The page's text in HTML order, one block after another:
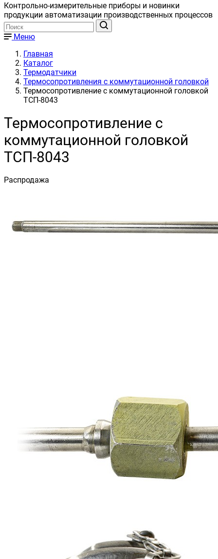
Контрольно-измерительные приборы и новинки
продукции автоматизации производственных процессов
Меню
Главная
Каталог
Термодатчики
Термосопротивления с коммутационной головкой
Термосопротивление с коммутационной головкой
ТСП-8043
Термосопротивление с
коммутационной головкой
ТСП-8043
Распродажа